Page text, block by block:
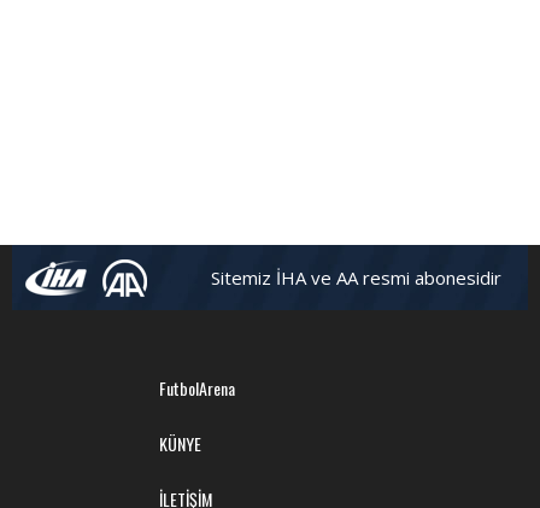
Sitemiz İHA ve AA resmi abonesidir
FutbolArena
KÜNYE
İLETİŞİM